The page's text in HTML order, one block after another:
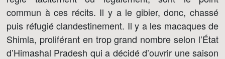
commun à ces récits. Il y a le gibier, donc, chassé
puis réfugié clandestinement. Il y a les macaques de
Shimla, proliférant en trop grand nombre selon l’État
d’Himashal Pradesh qui a décidé d’ouvrir une saison